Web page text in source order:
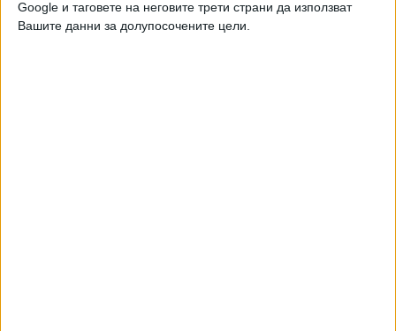
Google и таговете на неговите трети страни да използват
Вашите данни за долупосочените цели.
е нужна обективна информация за състоянието на
видовете и местообитанията, на която да стъпят